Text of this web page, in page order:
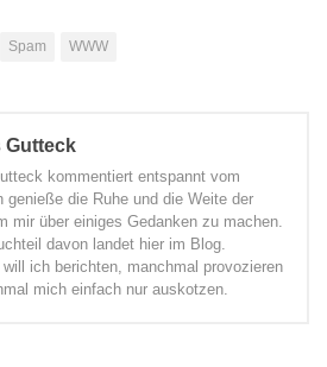
Spam WWW
Gutteck
kommentiert entspannt vom
genieße die Ruhe und die Weite der
mir über einiges Gedanken zu machen.
davon landet hier im Blog.
will ich berichten, manchmal provozieren
mich einfach nur auskotzen.